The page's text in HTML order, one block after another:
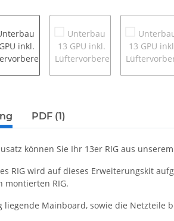
PDF (1)
können Sie Ihr 13er RIG aus
RIG wird auf dieses Erweiterungskit
montierten RIG.
liegende Mainboard, sowie die Netzteile